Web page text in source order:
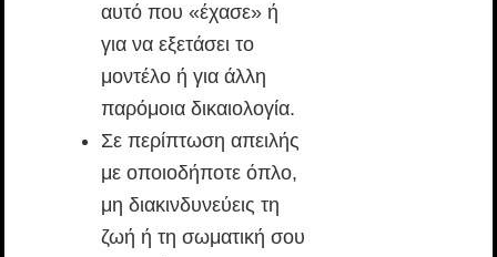
αυτό που «έχασε» ή
για να εξετάσει το
μοντέλο ή για άλλη
παρόμοια δικαιολογία.
Σε περίπτωση απειλής
με οποιοδήποτε όπλο,
μη διακινδυνεύεις τη
ζωή ή τη σωματική σου